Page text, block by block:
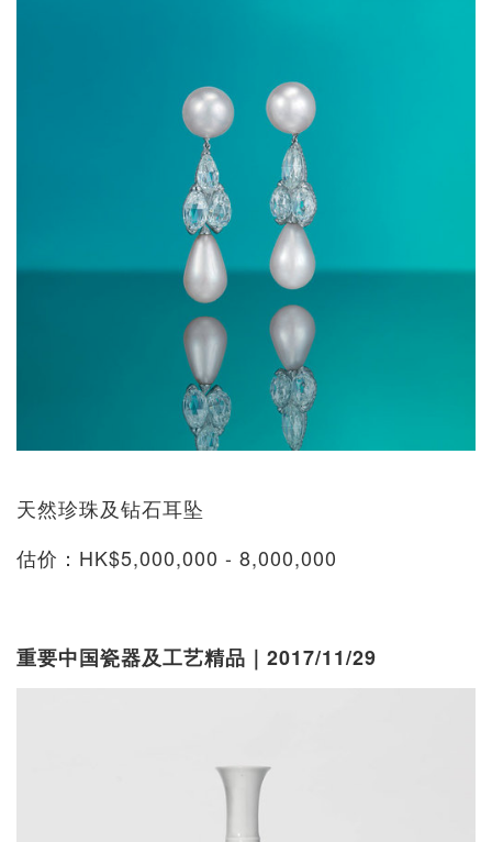
天然珍珠及钻石耳坠
估价：HK$5,000,000 - 8,000,000
重要中国瓷器及工艺精品｜2017/11/29